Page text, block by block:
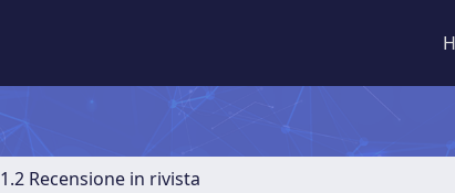
1.2 Recensione in rivista